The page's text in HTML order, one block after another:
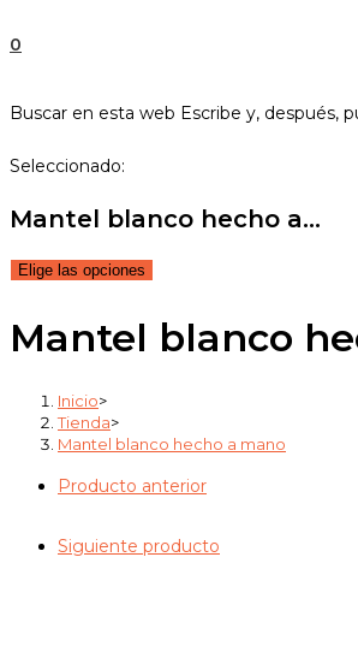
0
Buscar en esta web Escribe y, después,
Seleccionado:
Mantel blanco hecho a…
Elige las opciones
Mantel blanco
Inicio>
Tienda>
Mantel blanco hecho a mano
Producto anterior
Siguiente producto